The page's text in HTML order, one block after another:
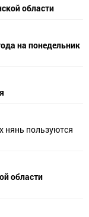
области
на понедельник
нянь пользуются
области